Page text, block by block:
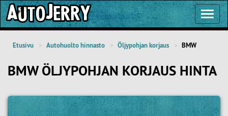
Etusivu Autohuolto hinnasto Öljypohjan korjaus BMW
BMW ÖLJYPOHJAN KORJAUS HINTA